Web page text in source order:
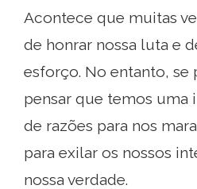
Acontece que muitas
de honrar nossa luta e
esforço. No entanto, se
pensar que temos uma
de razões para nos
para exilar os nossos
nossa verdade.